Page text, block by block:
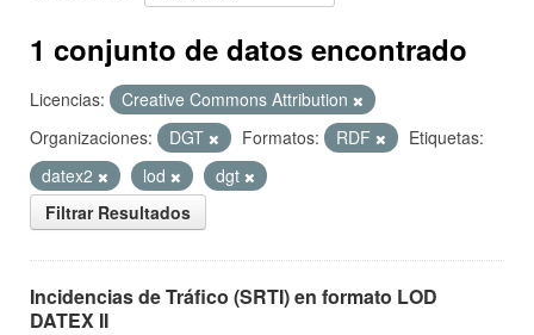
1 conjunto de datos encontrado
Licencias:
Creative Commons Attribution
Organizaciones:
DGT Formatos: RDF
Etiquetas:
datex2
lod
dgt
Filtrar Resultados
Incidencias de Tráfico (SRTI) en formato LOD
DATEX II